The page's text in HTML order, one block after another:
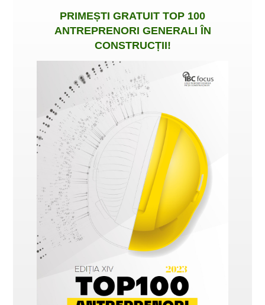
PRIMEȘTI GRATUIT TOP 100
ANTREPRENORI GENERALI ÎN
CONSTRUCȚII!